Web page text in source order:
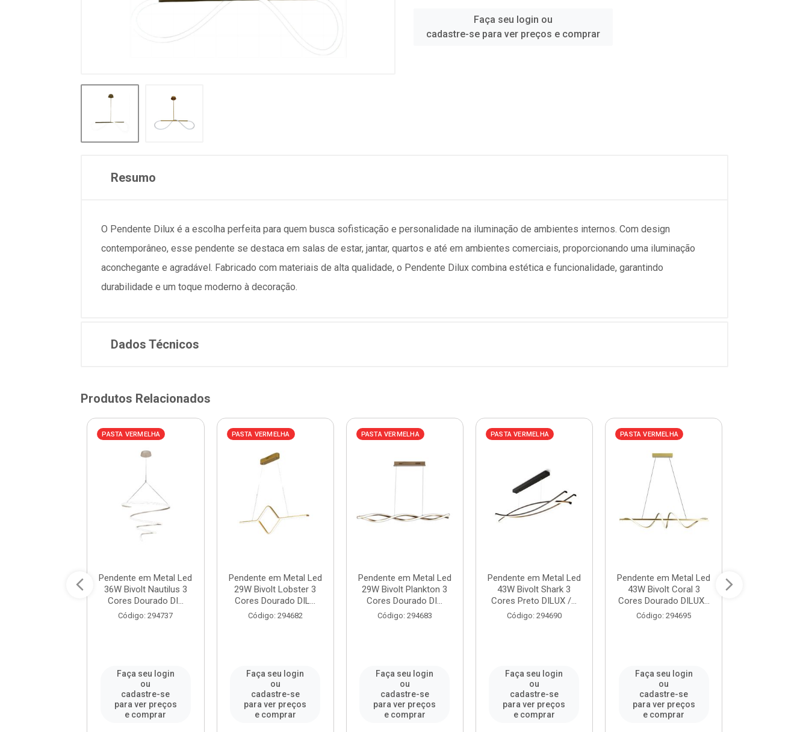
Faça seu login ou
cadastre-se para ver preços e comprar
Resumo
O Pendente Dilux é a escolha perfeita para quem busca sofisticação e personalidade na iluminação de ambientes internos. Com design
contemporâneo, esse pendente se destaca em salas de estar, jantar, quartos e até em ambientes comerciais, proporcionando uma iluminação
aconchegante e agradável. Fabricado com materiais de alta qualidade, o Pendente Dilux combina estética e funcionalidade, garantindo
durabilidade e um toque moderno à decoração.
Dados Técnicos
Produtos Relacionados
PASTA VERMELHA
Pendente em Metal Led
36W Bivolt Nautilus 3
Cores Dourado DI...
Código: 294737
Faça seu login
ou
cadastre-se
para ver preços
e comprar
PASTA VERMELHA
Pendente em Metal Led
29W Bivolt Lobster 3
Cores Dourado DIL...
Código: 294682
Faça seu login
ou
cadastre-se
para ver preços
e comprar
PASTA VERMELHA
Pendente em Metal Led
29W Bivolt Plankton 3
Cores Dourado DI...
Código: 294683
Faça seu login
ou
cadastre-se
para ver preços
e comprar
PASTA VERMELHA
Pendente em Metal Led
43W Bivolt Shark 3
Cores Preto DILUX /...
Código: 294690
Faça seu login
ou
cadastre-se
para ver preços
e comprar
PASTA VERMELHA
Pendente em Metal Led
43W Bivolt Coral 3
Cores Dourado DILUX...
Código: 294695
Faça seu login
ou
cadastre-se
para ver preços
e comprar